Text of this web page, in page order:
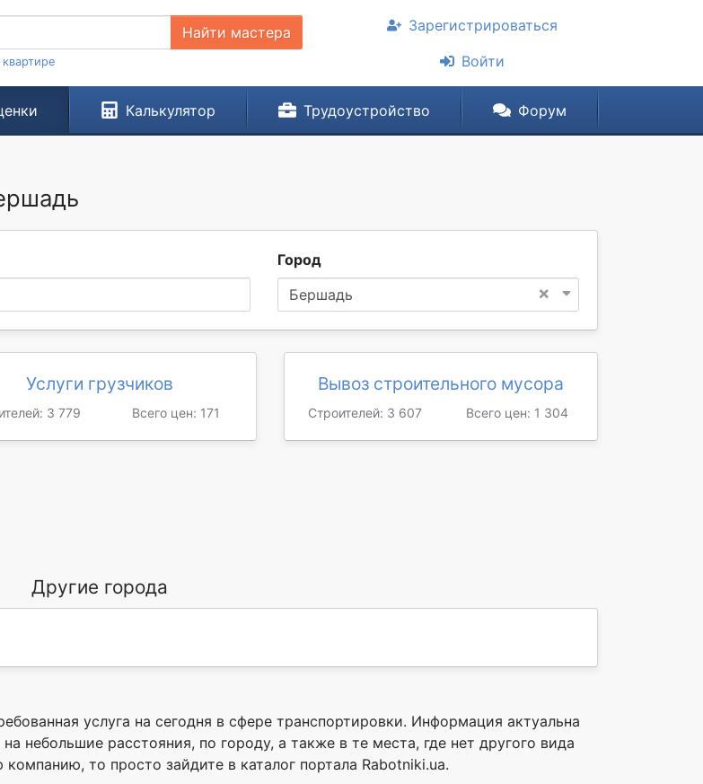
Найти мастера
Зарегистрироваться
Войти
Калькулятор Трудоустройство Форум
Город
×
Бершадь
Услуги грузчиков
3 779 Всего цен: 171
Вывоз строительного мусора
Строителей: 3 607 Всего цен: 1 304
Другие города
услуга на сегодня в сфере транспортировки. Информация актуальна
небольшие расстояния, по городу, а также в те места, где нет другого вида
то просто зайдите в каталог портала Rabotniki.ua.